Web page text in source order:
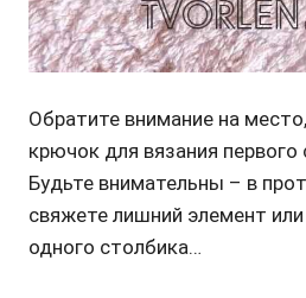
Обратите внимание на
крючок для вязания первого
Будьте внимательны – в
свяжете лишний элемент
одного столбика…